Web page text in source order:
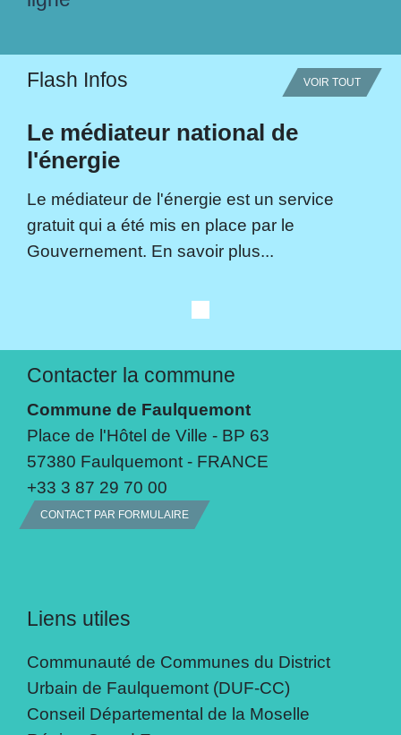
Flash Infos VOIR TOUT
Le médiateur national de
l'énergie
Le médiateur de l'énergie est un service
gratuit qui a été mis en place par le
Gouvernement. En savoir plus...
Contacter la commune
Commune de Faulquemont
Place de l'Hôtel de Ville - BP 63
57380 Faulquemont - FRANCE
+33 3 87 29 70 00
CONTACT PAR FORMULAIRE
Liens utiles
Communauté de Communes du District
Urbain de Faulquemont (DUF-CC)
Conseil Départemental de la Moselle